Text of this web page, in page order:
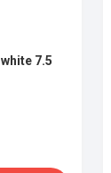
7.5